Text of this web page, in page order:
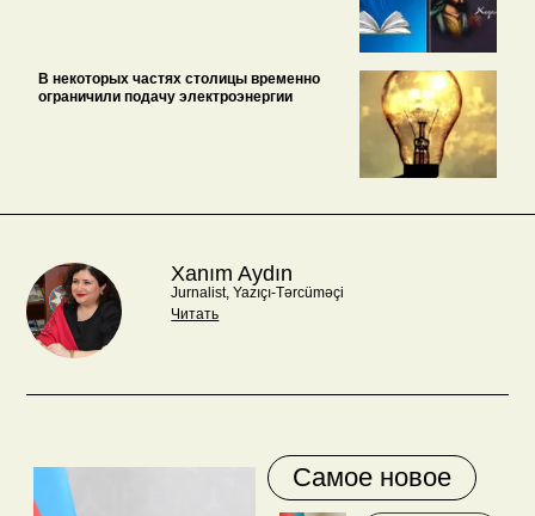
В некоторых частях столицы временно
ограничили подачу электроэнергии
Xanım Aydın
Jurnalist, Yazıçı-Tərcüməçi
Читать
Самое новое